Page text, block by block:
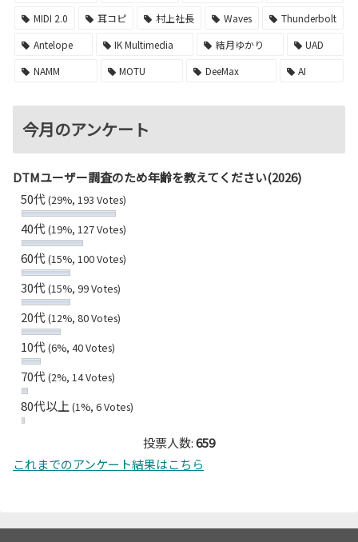
MIDI 2.0
耳コピ 村上社長 Waves
Thunderbolt
Antelope
IK Multimedia 結月ゆかり
UAD
NAMM
MOTU DeeMax AI
今月のアンケート
DTMユーザー調査のため年齢を教えてください(2026)
50代(29%, 193 Votes)
40代(19%, 127 Votes)
60代(15%, 100 Votes)
30代(15%, 99 Votes)
20代(12%, 80 Votes)
10代(6%, 40 Votes)
70代(2%, 14 Votes)
80代以上 (1%, 6 Votes)
投票人数:659
これまでのアンケート結果はこちら